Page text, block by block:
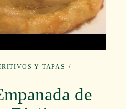
Y TAPAS
de